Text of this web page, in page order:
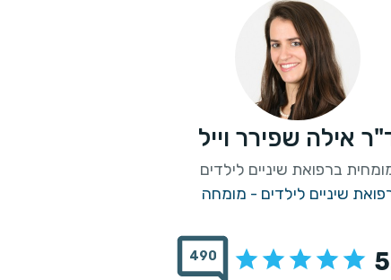
אילה שפירר וייל
ברפואת שיניים לילדים
שיניים לילדים - מומחה
490